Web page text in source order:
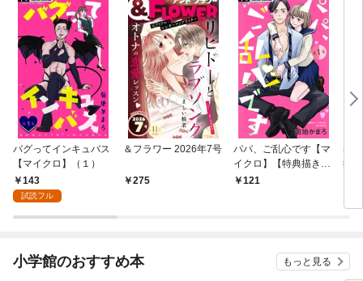
バグってインキュバス
【マイクロ】（１）
143
試読フル
＆フラワー 2026年7号
275
パパ、ご乱心です【マ
イクロ】【特典描き下
ろし付き】（１）
121
抱
小学館のおすすめ本 もっと見る